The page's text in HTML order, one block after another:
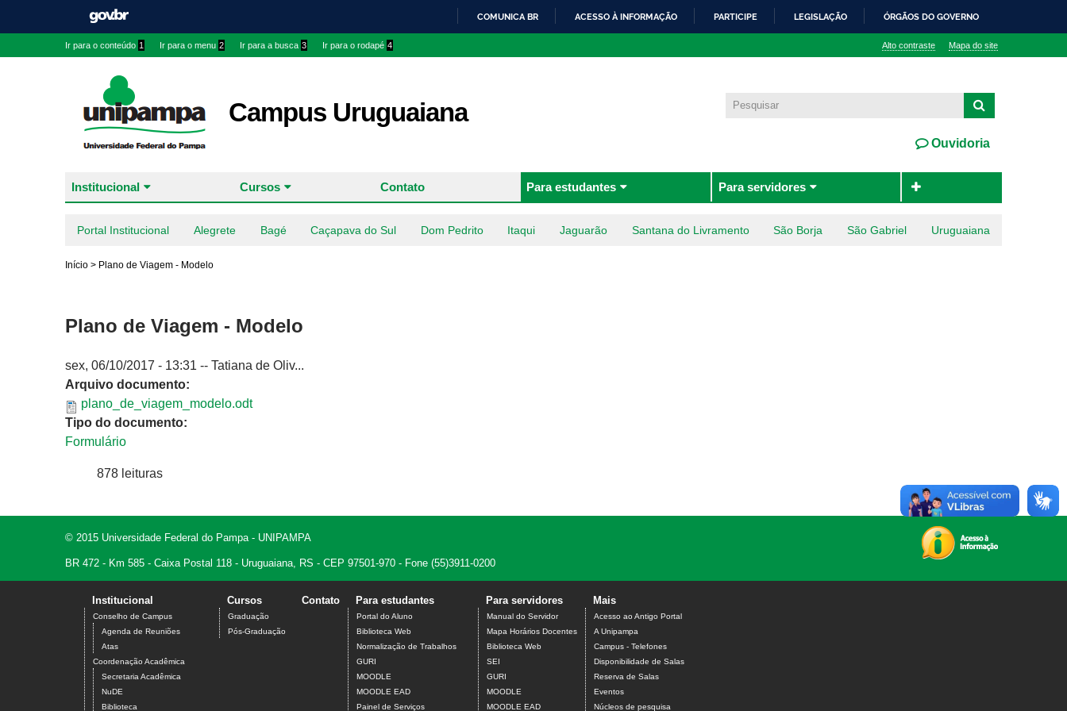
COMUNICA BR ACESSO À INFORMAÇÃO PARTICIPE LEGISLAÇÃO ÓRGÃOS DO GOVERNO
Ir para o conteúdo 1 Ir para o menu 2 Ir para a busca 3 Ir para o rodapé 4 Alto contraste Mapa do site
Campus Uruguaiana
Ouvidoria
Institucional Cursos Contato Para estudantes Para servidores
Portal Institucional Alegrete Bagé Caçapava do Sul Dom Pedrito Itaqui Jaguarão Santana do Livramento São Borja São Gabriel Uruguaiana
Início > Plano de Viagem - Modelo
Plano de Viagem - Modelo
sex, 06/10/2017 - 13:31 -- Tatiana de Oliv...
Arquivo documento:
plano_de_viagem_modelo.odt
Tipo do documento:
Formulário
878 leituras
© 2015 Universidade Federal do Pampa - UNIPAMPA
BR 472 - Km 585 - Caixa Postal 118 - Uruguaiana, RS - CEP 97501-970 - Fone (55)3911-0200
Institucional
Conselho de Campus
Agenda de Reuniões
Atas
Coordenação Acadêmica
Secretaria Acadêmica
NuDE
Biblioteca
Cursos
Graduação
Pós-Graduação
Contato Para estudantes
Portal do Aluno
Biblioteca Web
Normalização de Trabalhos
GURI
MOODLE
MOODLE EAD
Painel de Serviços
Para servidores
Manual do Servidor
Mapa Horários Docentes
Biblioteca Web
SEI
GURI
MOODLE
MOODLE EAD
Mais
Acesso ao Antigo Portal
A Unipampa
Campus - Telefones
Disponibilidade de Salas
Reserva de Salas
Eventos
Núcleos de pesquisa